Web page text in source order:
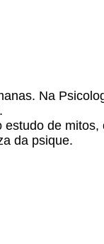
Na
de
da psique.